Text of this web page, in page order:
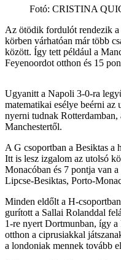
Fotó: CRISTINA
Az ötödik fordulót rendezik
körben várhatóan már több
között. Így tett például a
Feyenoordot otthon és 15
Ugyanitt a Napoli 3-0-ra
matematikai esélye beérni
nyerni tudnak
Manchestertől.
A G csoportban a Besiktas a
Itt is lesz izgalom az utolsó
Monacóban és 7 pontja van
Lipcse-Besiktas, Porto-
Minden eldőlt a H-
gurított a Sallai Rolanddal
1-re nyert Dortmunban, így
otthon a ciprusiakkal
a londoniak mennek tovább